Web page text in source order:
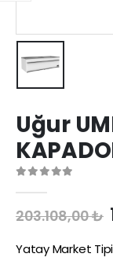
Uğur
203.108,00₺
Yatay Market